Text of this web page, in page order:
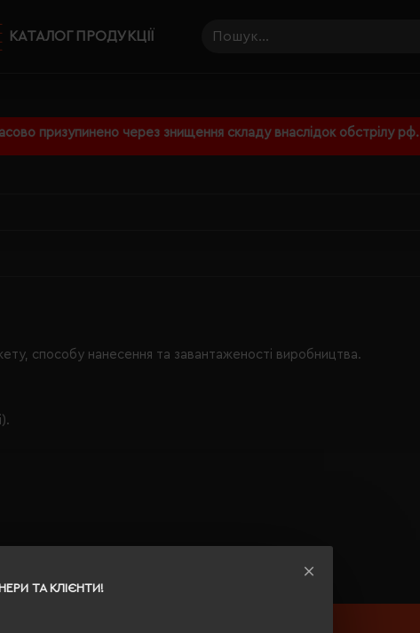
ТА КЛІЄНТИ!
призупинено через знищення складу внаслідок обстрілу рф.
КАТАЛОГ ПРОДУКЦІЇ
способу нанесення та завантаженості виробництва.